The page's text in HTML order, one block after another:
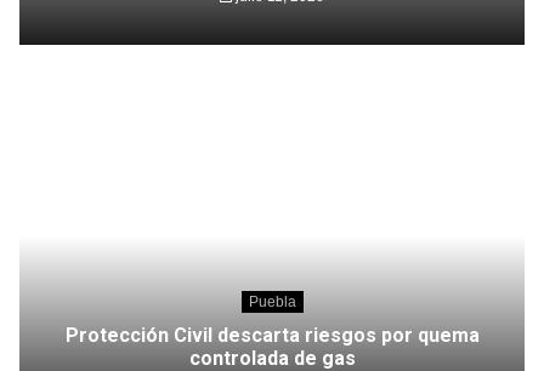
Puebla
Protección Civil descarta riesgos por quema
controlada de gas